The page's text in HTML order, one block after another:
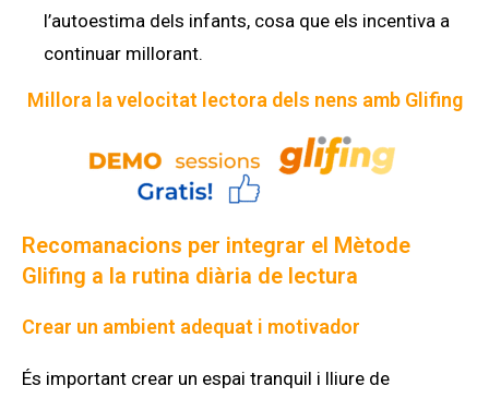
l’autoestima dels infants, cosa que els incentiva a
continuar millorant.
Millora la velocitat lectora dels nens amb Glifing
Recomanacions per integrar el Mètode
Glifing a la rutina diària de lectura
Crear un ambient adequat i motivador
És important crear un espai tranquil i lliure de